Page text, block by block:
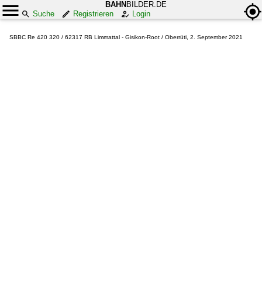
BAHN BILDER.DE
Suche
Registrieren Login
SBBC Re 420 320 / 62317 RB Limmattal - Gisikon-Root / Oberrüti, 2. September 2021